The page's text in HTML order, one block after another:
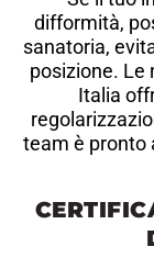
difformità,
sanatoria,
posizione. Le
Italia
team è pronto